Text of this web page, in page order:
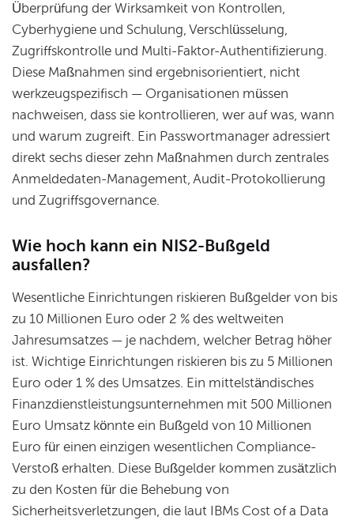
Überprüfung der Wirksamkeit von Kontrollen,
Cyberhygiene und Schulung, Verschlüsselung,
Zugriffskontrolle und Multi-Faktor-Authentifizierung.
Diese Maßnahmen sind ergebnisorientiert, nicht
werkzeugspezifisch — Organisationen müssen
nachweisen, dass sie kontrollieren, wer auf was, wann
und warum zugreift. Ein Passwortmanager adressiert
direkt sechs dieser zehn Maßnahmen durch zentrales
Anmeldedaten-Management, Audit-Protokollierung
und Zugriffsgovernance.
Wie hoch kann ein NIS2-Bußgeld
ausfallen?
Wesentliche Einrichtungen riskieren Bußgelder von bis
zu 10 Millionen Euro oder 2 % des weltweiten
Jahresumsatzes — je nachdem, welcher Betrag höher
ist. Wichtige Einrichtungen riskieren bis zu 5 Millionen
Euro oder 1 % des Umsatzes. Ein mittelständisches
Finanzdienstleistungsunternehmen mit 500 Millionen
Euro Umsatz könnte ein Bußgeld von 10 Millionen
Euro für einen einzigen wesentlichen Compliance-
Verstoß erhalten. Diese Bußgelder kommen zusätzlich
zu den Kosten für die Behebung von
Sicherheitsverletzungen, die laut IBMs Cost of a Data